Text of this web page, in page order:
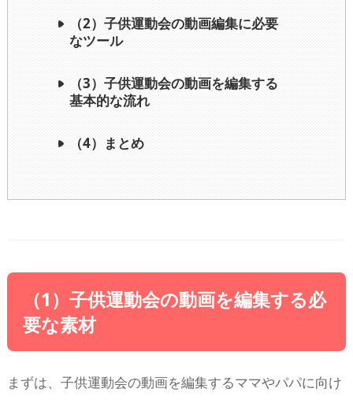
（2）子供運動会の動画編集に必要
なツール
（3）子供運動会の動画を編集する
基本的な流れ
（4）まとめ
（1）子供運動会の動画を編集する必
要な素材
まずは、子供運動会の動画を編集するママやパパに向け